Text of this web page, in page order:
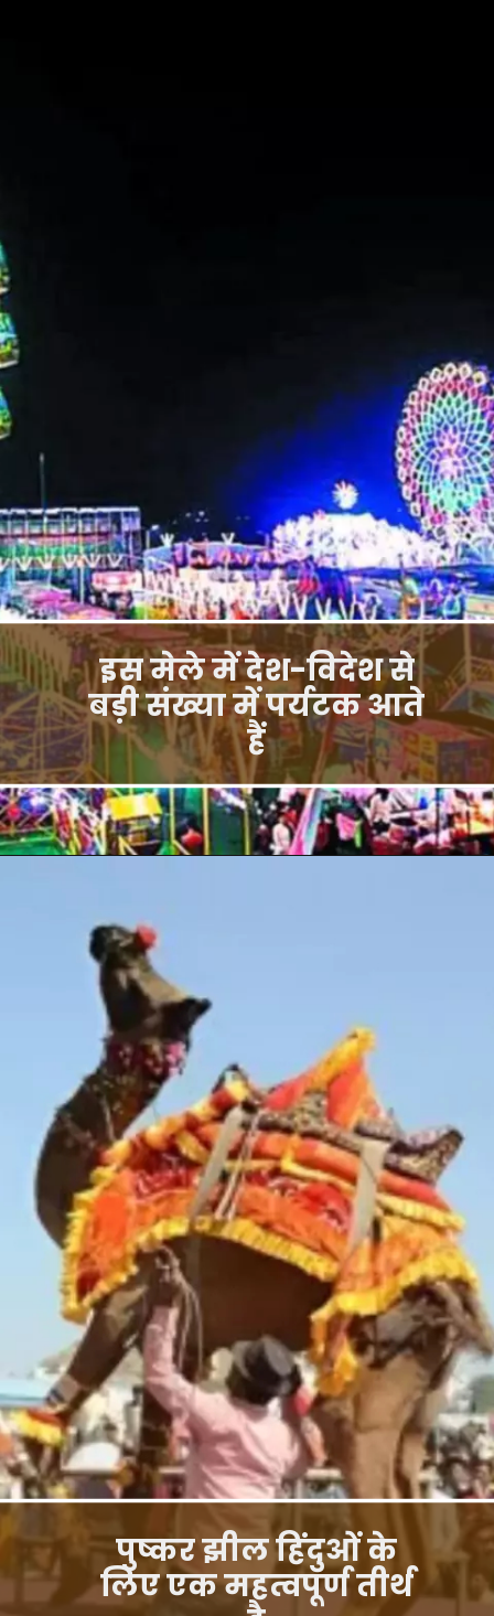
इस मेले में देश-विदेश से
बड़ी संख्या में पर्यटक आते
हैं
पुष्कर झील हिंदुओं के
लिए एक महत्वपूर्ण तीर्थ